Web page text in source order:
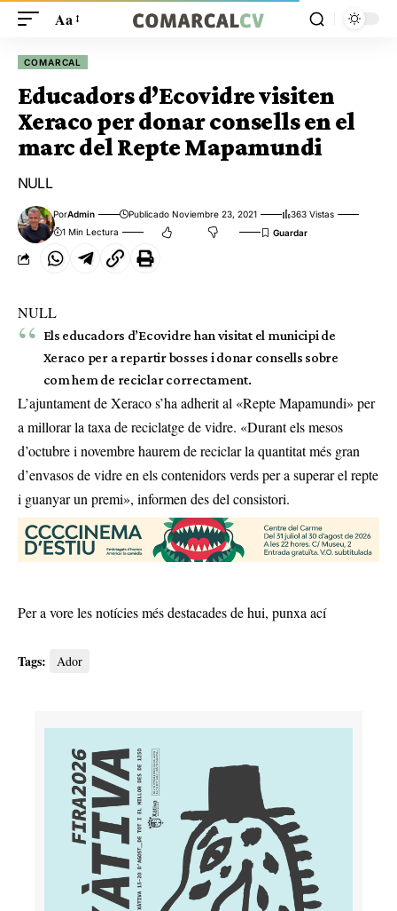
Aa
COMARCAL
Educadors d’Ecovidre visiten
Xeraco per donar consells en el
marc del Repte Mapamundi
NULL
PorAdmin Publicado Noviembre 23, 2021
363 Vistas
1 Min Lectura
NULL
Els educadors d’Ecovidre han visitat el municipi de
Xeraco per a repartir bosses i donar consells sobre
com hem de reciclar correctament.
L’ajuntament de Xeraco s’ha adherit al «Repte Mapamundi» per
a millorar la taxa de reciclatge de vidre. «Durant els mesos
d’octubre i novembre haurem de reciclar la quantitat més gran
d’envasos de vidre en els contenidors verds per a superar el repte
i guanyar un premi», informen des del consistori.
Per a vore les notícies més destacades de hui, punxa ací
Tags: Ador